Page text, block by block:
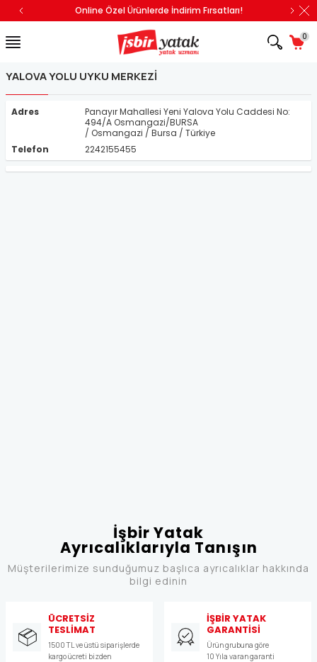
Online Özel Ürünlerde İndirim Fırsatları!
0
YALOVA YOLU UYKU MERKEZI
Adres
Panayır Mahallesi Yeni Yalova Yolu Caddesi No:
494/A Osmangazi/BURSA
/ Osmangazi / Bursa / Türkiye
Telefon
2242155455
İşbir Yatak
Ayrıcalıklarıyla Tanışın
Müşterilerimize sunduğumuz başlıca ayrıcalıklar hakkında
bilgi edinin
ÜCRETSİZ
TESLİMAT
1500 TL ve üstü siparişlerde
kargo ücreti bizden
İŞBİR YATAK
GARANTİSİ
Ürün grubuna göre
10 Yıla varan garanti